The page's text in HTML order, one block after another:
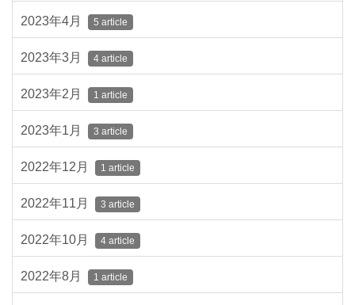
2023年4月 5 article
2023年3月 4 article
2023年2月 1 article
2023年1月 3 article
2022年12月 1 article
2022年11月 3 article
2022年10月 4 article
2022年8月 1 article